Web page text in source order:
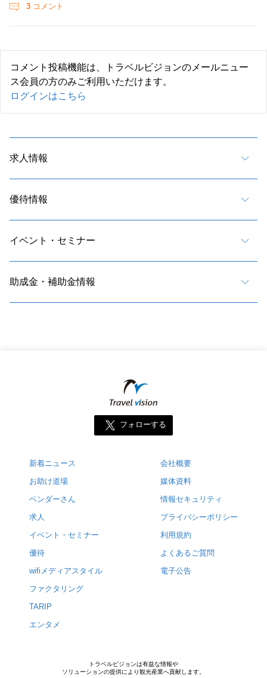
3 コメント
コメント投稿機能は、トラベルビジョンのメールニュー
ス会員の方のみご利用いただけます。
ログインはこちら
求人情報
優待情報
イベント・セミナー
助成金・補助金情報
フォローする
新着ニュース
お助け道場
ベンダーさん
求人
イベント・セミナー
優待
wifiメディアスタイル
ファクタリング
TARIP
エンタメ
会社概要
媒体資料
情報セキュリティ
プライバシーポリシー
利用規約
よくあるご質問
電子公告
トラベルビジョンは有益な情報や
ソリューションの提供により観光産業へ貢献します。